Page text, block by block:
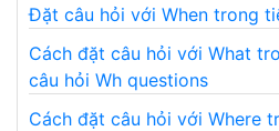
Đặt câu hỏi với When trong
Cách đặt câu hỏi với What
câu hỏi Wh questions
Cách đặt câu hỏi với Where